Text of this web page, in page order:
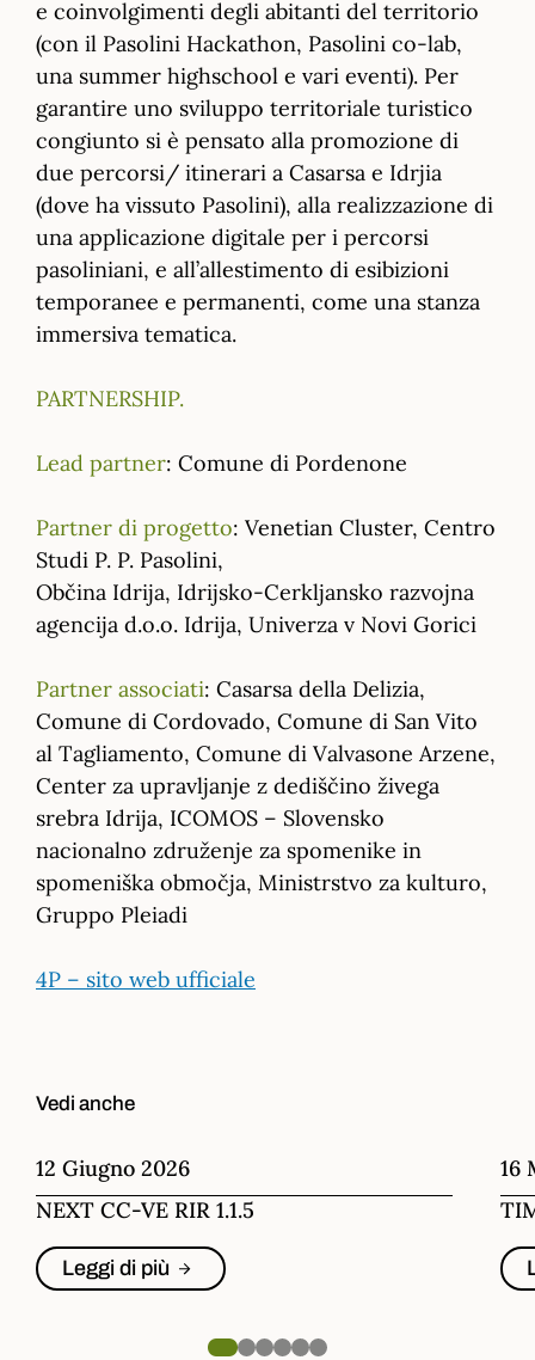
e coinvolgimenti degli abitanti del territorio
(con il Pasolini Hackathon, Pasolini co-lab,
una summer highschool e vari eventi). Per
garantire uno sviluppo territoriale turistico
congiunto si è pensato alla promozione di
due percorsi/ itinerari a Casarsa e Idrjia
(dove ha vissuto Pasolini), alla realizzazione di
una applicazione digitale per i percorsi
pasoliniani, e all’allestimento di esibizioni
temporanee e permanenti, come una stanza
immersiva tematica.
PARTNERSHIP.
Lead partner: Comune di Pordenone
Partner di progetto: Venetian Cluster, Centro
Studi P. P. Pasolini,
Občina Idrija, Idrijsko-Cerkljansko razvojna
agencija d.o.o. Idrija, Univerza v Novi Gorici
Partner associati: Casarsa della Delizia,
Comune di Cordovado, Comune di San Vito
al Tagliamento, Comune di Valvasone Arzene,
Center za upravljanje z dediščino živega
srebra Idrija, ICOMOS – Slovensko
nacionalno združenje za spomenike in
spomeniška območja, Ministrstvo za kulturo,
Gruppo Pleiadi
4P – sito web ufficiale
Vedi anche
12 Giugno 2026
NEXT CC-VE RIR 1.1.5
Leggi di più
16